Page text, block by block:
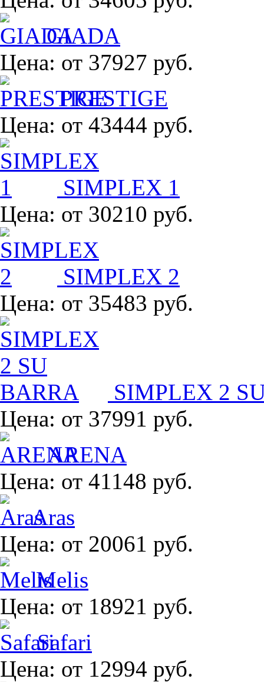
GIADA
Цена: от 37927 руб.
PRESTIGE
Цена: от 43444 руб.
SIMPLEX 1
Цена: от 30210 руб.
SIMPLEX 2
Цена: от 35483 руб.
SIMPLEX 2
Цена: от 37991 руб.
ARENA
Цена: от 41148 руб.
Aras
Цена: от 20061 руб.
Melis
Цена: от 18921 руб.
Safari
Цена: от 12994 руб.